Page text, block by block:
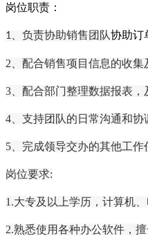
岗位职责：
1 、负责协助销售团队协助订
2、 配合销售项目信息的收集
3、配合部门整理数据报表，
4、支持团队的日常沟通和协
5、完成领导交办的其他工作
岗位要求:
1.大专及以上学历， 计算机
2.熟悉使用各种办公软件，